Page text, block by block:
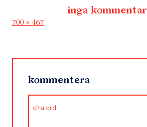
inga
Full
700 × 467
kommentera